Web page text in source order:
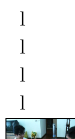
l
l
l
l